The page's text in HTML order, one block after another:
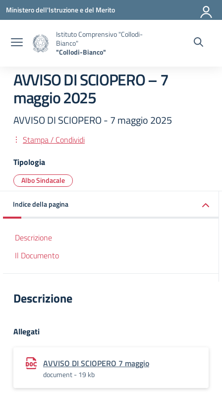
Vai ai contenuti
Vai al menu di navigazione
Vai al footer
Ministero dell'Istruzione e del Merito
Istituto Comprensivo "Collodi-
Bianco"
"Collodi-Bianco"
AVVISO DI SCIOPERO – 7
maggio 2025
AVVISO DI SCIOPERO - 7 maggio 2025
Stampa / Condividi
Tipologia
Albo Sindacale
Indice della pagina
Descrizione
Il Documento
Descrizione
Allegati
AVVISO DI SCIOPERO 7 maggio
document - 19 kb